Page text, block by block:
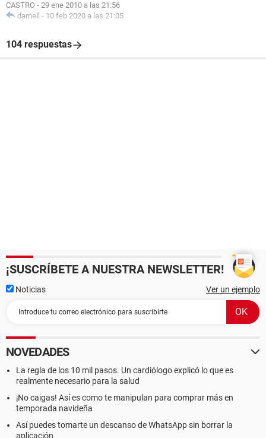
CASTRO - 29 ene 2010 a las 21:56
darnell - 10 feb 2020 a las 21:05
104 respuestas
¡SUSCRÍBETE A NUESTRA NEWSLETTER!
Noticias Ver un ejemplo
NOVEDADES
La regla de los 10 mil pasos. Un cardiólogo explicó lo que es
realmente necesario para la salud
¡No caigas! Así es como te manipulan para comprar más en
temporada navideña
Así puedes tomarte un descanso de WhatsApp sin borrar la
aplicación